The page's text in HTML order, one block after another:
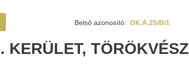
Belső azonosító: OK.Á.25/B/1
KERÜLET, TÖRÖKVÉSZ